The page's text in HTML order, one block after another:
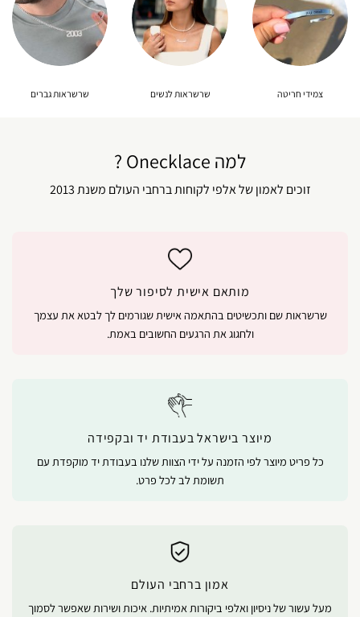
צמידי חריטה שרשראות לנשים שרשראות גברים
למה Onecklace ?
זוכים לאמון של אלפי לקוחות ברחבי העולם משנת 2013
מותאם אישית לסיפור שלך
שרשראות שם ותכשיטים בהתאמה אישית שגורמים לך לבטא את עצמך
ולחגוג את הרגעים החשובים באמת.
מיוצר בישראל בעבודת יד ובקפידה
כל פריט מיוצר לפי הזמנה על ידי הצוות שלנו בעבודת יד מוקפדת עם
תשומת לב לכל פרט.
אמון ברחבי העולם
מעל עשור של ניסיון ואלפי ביקורות אמיתיות. איכות ושירות שאפשר לסמוך